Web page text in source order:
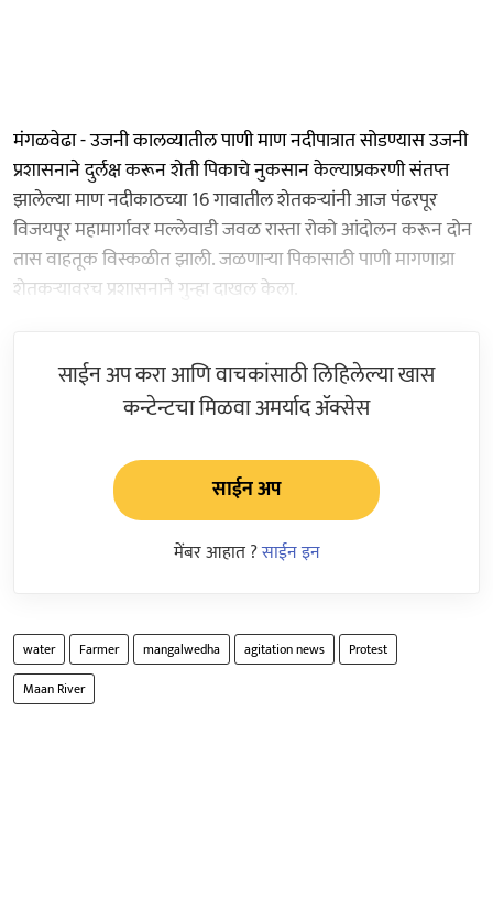
मंगळवेढा - उजनी कालव्यातील पाणी माण नदीपात्रात सोडण्यास उजनी
प्रशासनाने दुर्लक्ष करून शेती पिकाचे नुकसान केल्याप्रकरणी संतप्त
झालेल्या माण नदीकाठच्या 16 गावातील शेतकऱ्यांनी आज पंढरपूर
विजयपूर महामार्गावर मल्लेवाडी जवळ रास्ता रोको आंदोलन करून दोन
तास वाहतूक विस्कळीत झाली. जळणाऱ्या पिकासाठी पाणी मागणाय्रा
शेतकऱ्यावरच प्रशासनाने गुन्हा दाखल केला.
साईन अप करा आणि वाचकांसाठी लिहिलेल्या खास
कन्टेन्टचा मिळवा अमर्याद ॲक्सेस
साईन अप
मेंबर आहात ?साईन इन
water Farmer mangalwedha agitation news
Protest
Maan River